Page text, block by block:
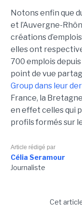
Notons enfin que
et l’Auvergne-
créations
elles ont
700 emplois
point de vue
Group dans leur
France, la
en effet celles qui
profils formés sur
Article rédigé par
Célia Seramour
Journaliste
Cet